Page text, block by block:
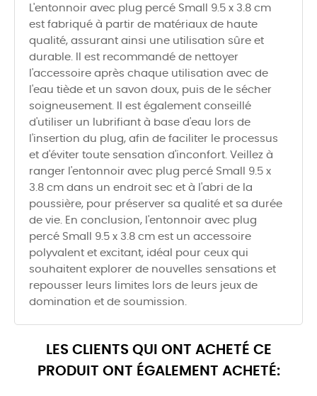
L'entonnoir avec plug percé Small 9.5 x 3.8 cm
est fabriqué à partir de matériaux de haute
qualité, assurant ainsi une utilisation sûre et
durable. Il est recommandé de nettoyer
l'accessoire après chaque utilisation avec de
l'eau tiède et un savon doux, puis de le sécher
soigneusement. Il est également conseillé
d'utiliser un lubrifiant à base d'eau lors de
l'insertion du plug, afin de faciliter le processus
et d'éviter toute sensation d'inconfort. Veillez à
ranger l'entonnoir avec plug percé Small 9.5 x
3.8 cm dans un endroit sec et à l'abri de la
poussière, pour préserver sa qualité et sa durée
de vie. En conclusion, l'entonnoir avec plug
percé Small 9.5 x 3.8 cm est un accessoire
polyvalent et excitant, idéal pour ceux qui
souhaitent explorer de nouvelles sensations et
repousser leurs limites lors de leurs jeux de
domination et de soumission.
LES CLIENTS QUI ONT ACHETÉ CE
PRODUIT ONT ÉGALEMENT ACHETÉ: